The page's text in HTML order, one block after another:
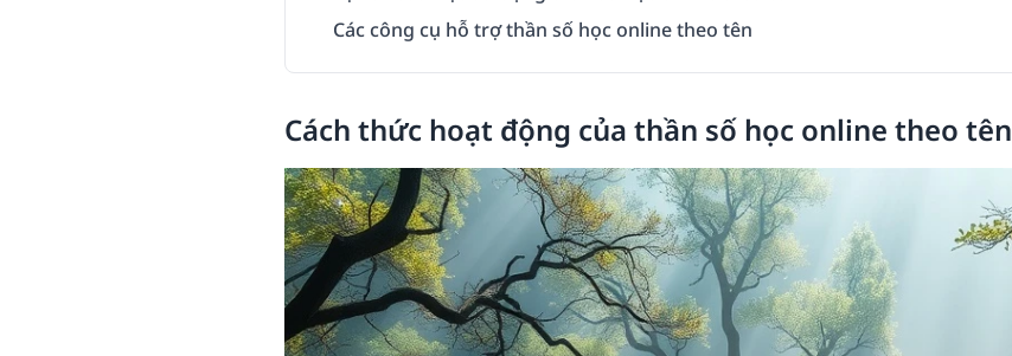
Các công cụ hỗ trợ thần số học online theo tên
Cách thức hoạt động của thần số học online theo tên